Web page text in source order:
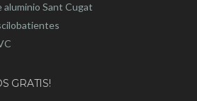
aluminio Sant Cugat
GRATIS!